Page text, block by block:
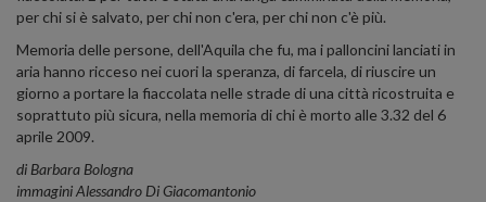
per chi si è salvato, per chi non c'era, per chi non c'è più.
Memoria delle persone, dell'Aquila che fu, ma i palloncini lanciati in
aria hanno ricceso nei cuori la speranza, di farcela, di riuscire un
giorno a portare la fiaccolata nelle strade di una città ricostruita e
soprattuto più sicura, nella memoria di chi è morto alle 3.32 del 6
aprile 2009.
di Barbara Bologna
immagini Alessandro Di Giacomantonio